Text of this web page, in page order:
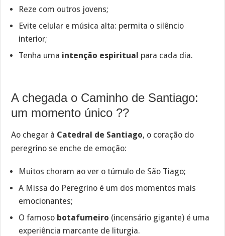
Reze com outros jovens;
Evite celular e música alta: permita o silêncio
interior;
Tenha uma intenção espiritual para cada dia.
A chegada o Caminho de Santiago:
um momento único ??
Ao chegar à Catedral de Santiago, o coração do
peregrino se enche de emoção:
Muitos choram ao ver o túmulo de São Tiago;
A Missa do Peregrino é um dos momentos mais
emocionantes;
O famoso botafumeiro (incensário gigante) é uma
experiência marcante de liturgia.